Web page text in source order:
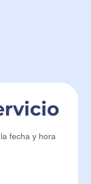
fecha y hora